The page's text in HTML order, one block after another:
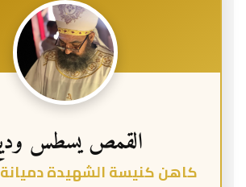
القمص يسطس
كاهن كنيسة الشهيدة دميانة